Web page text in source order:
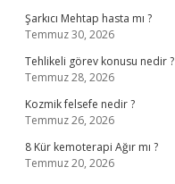
Şarkıcı Mehtap hasta mı ?
Temmuz 30, 2026
Tehlikeli görev konusu nedir ?
Temmuz 28, 2026
Kozmik felsefe nedir ?
Temmuz 26, 2026
8 Kür kemoterapi Ağır mı ?
Temmuz 20, 2026